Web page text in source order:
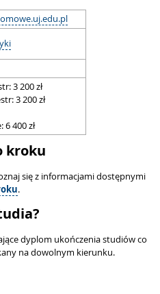
3 200 zł
3 200 zł
6 400 zł
kroku
się z informacjami dostępnymi
.
dyplom ukończenia studiów co
na dowolnym kierunku.